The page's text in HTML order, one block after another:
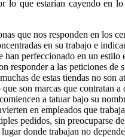
lo que estarían cayendo en
que nos responden en los
en su trabajo e
han perfeccionado en un estilo
responder a las peticiones de
de estas tiendas no son
son marcas que contratan a
a tatuar bajo su
en empleados que
pedidos, sin preocuparse
donde trabajan no